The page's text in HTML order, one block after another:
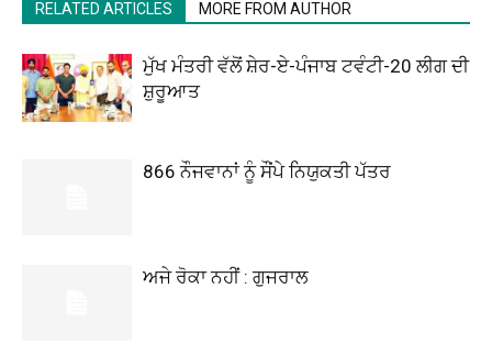
RELATED ARTICLES MORE FROM AUTHOR
ਮੁੱਖ ਮੰਤਰੀ ਵੱਲੋਂ ਸ਼ੇਰ-ਏ-ਪੰਜਾਬ ਟਵੰਟੀ-20 ਲੀਗ ਦੀ
ਸ਼ੁਰੂਆਤ
866 ਨੌਜਵਾਨਾਂ ਨੂੰ ਸੌਂਪੇ ਨਿਯੁਕਤੀ ਪੱਤਰ
ਅਜੇ ਰੋਕਾ ਨਹੀਂ : ਗੁਜਰਾਲ